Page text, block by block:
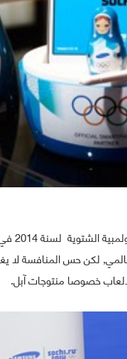
على
لكن حس المنافسة لا
خصوصا منتوجات آبل.